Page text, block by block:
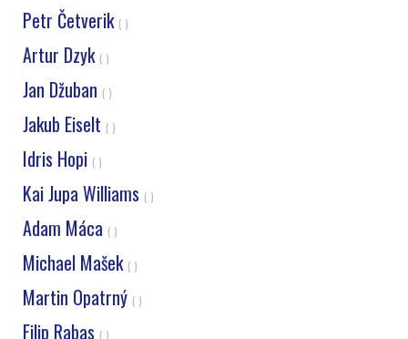
Petr Četverik ( )
Artur Dzyk ( )
Jan Džuban ( )
Jakub Eiselt ( )
Idris Hopi ( )
Kai Jupa Williams ( )
Adam Máca ( )
Michael Mašek ( )
Martin Opatrný ( )
Filip Rabas ( )